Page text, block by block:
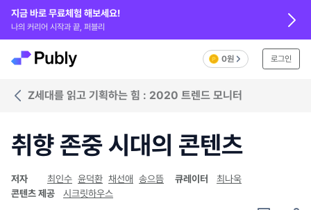
지금 바로 무료체험 해보세요!
나의 커리어 시작과 끝, 퍼블리
0원 로그인
Z세대를 읽고 기획하는 힘 : 2020 트렌드 모니터
취향 존중 시대의 콘텐츠
저자 최인수 윤덕환 채선애 송으뜸 큐레이터
최나욱
콘텐츠 제공
시크릿하우스